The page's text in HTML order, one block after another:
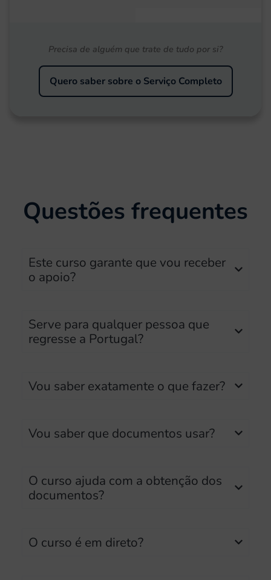
Precisa de alguém que trate de tudo por si?
Quero saber sobre o Serviço Completo
Este curso garante que vou receber
o apoio?
Serve para qualquer pessoa que
regresse a Portugal?
Vou saber exatamente o que fazer?
Vou saber que documentos usar?
O curso ajuda com a obtenção dos
documentos?
O curso é em direto?
Questões frequentes